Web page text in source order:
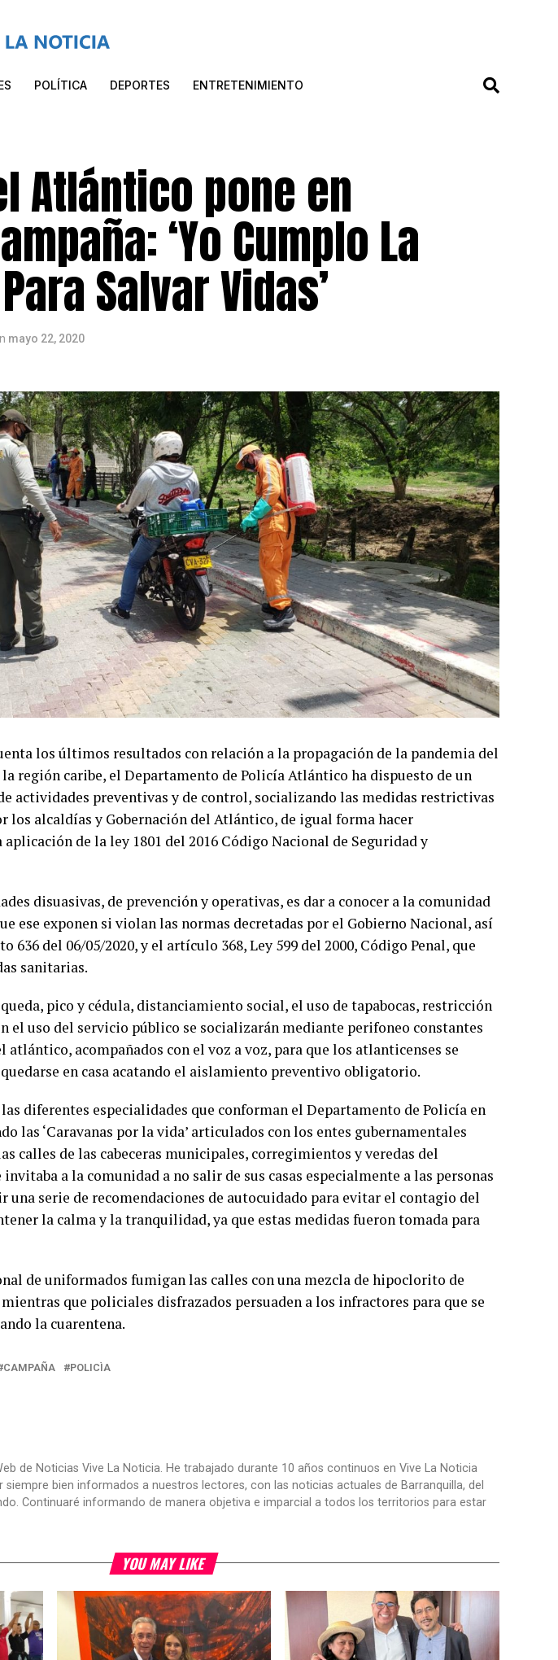
POLÍTICA DEPORTES ENTRETENIMIENTO
Atlántico pone en
‘Yo Cumplo La
Salvar Vidas’
mayo 22, 2020
los últimos resultados con relación a la propagación de la pandemia del
la región caribe, el Departamento de Policía Atlántico ha dispuesto de un
actividades preventivas y de control, socializando las medidas restrictivas
los alcaldías y Gobernación del Atlántico, de igual forma hacer
de la ley 1801 del 2016 Código Nacional de Seguridad y
disuasivas, de prevención y operativas, es dar a conocer a la comunidad
ese exponen si violan las normas decretadas por el Gobierno Nacional, así
636 del 06/05/2020, y el artículo 368, Ley 599 del 2000, Código Penal, que
sanitarias.
pico y cédula, distanciamiento social, el uso de tapabocas, restricción
el uso del servicio público se socializarán mediante perifoneo constantes
acompañados con el voz a voz, para que los atlanticenses se
en casa acatando el aislamiento preventivo obligatorio.
diferentes especialidades que conforman el Departamento de Policía en
las ‘Caravanas por la vida’ articulados con los entes gubernamentales
calles de las cabeceras municipales, corregimientos y veredas del
a la comunidad a no salir de sus casas especialmente a las personas
una serie de recomendaciones de autocuidado para evitar el contagio del
la calma y la tranquilidad, ya que estas medidas fueron tomada para
de uniformados fumigan las calles con una mezcla de hipoclorito de
que policiales disfrazados persuaden a los infractores para que se
la cuarentena.
CAMPAÑA POLICÌA
de Noticias Vive La Noticia. He trabajado durante 10 años continuos en Vive La Noticia
bien informados a nuestros lectores, con las noticias actuales de Barranquilla, del
Continuaré informando de manera objetiva e imparcial a todos los territorios para estar
YOU MAY LIKE